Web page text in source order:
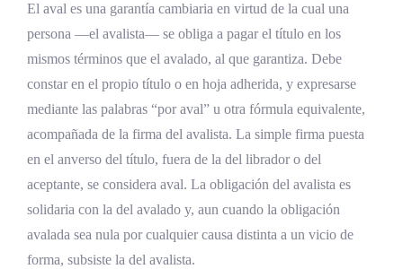
El aval es una garantía cambiaria en virtud de la cual una
persona —el avalista— se obliga a pagar el título en los
mismos términos que el avalado, al que garantiza. Debe
constar en el propio título o en hoja adherida, y expresarse
mediante las palabras “por aval” u otra fórmula equivalente,
acompañada de la firma del avalista. La simple firma puesta
en el anverso del título, fuera de la del librador o del
aceptante, se considera aval. La obligación del avalista es
solidaria con la del avalado y, aun cuando la obligación
avalada sea nula por cualquier causa distinta a un vicio de
forma, subsiste la del avalista.